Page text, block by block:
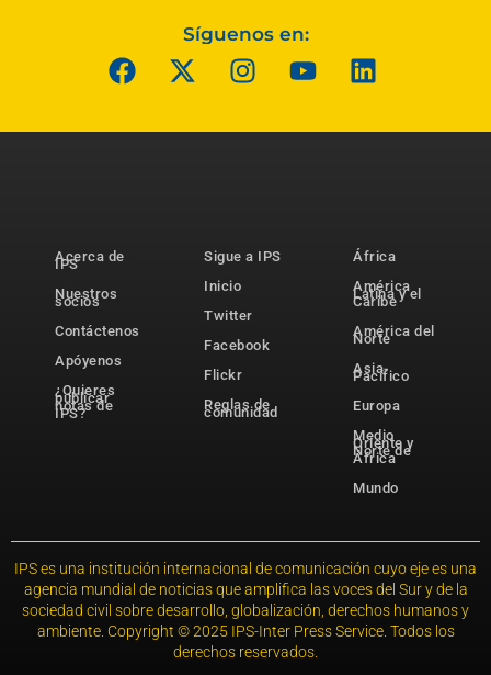
Síguenos en:
Acerca de
IPS
Nuestros
socios
Contáctenos
Apóyenos
¿Quieres
publicar
notas de
IPS?
Sigue a IPS
Inicio
Twitter
Facebook
Flickr
Reglas de
comunidad
África
América
Latina y el
Caribe
América del
Norte
Asia-
Pacífico
Europa
Medio
Oriente y
Norte de
África
Mundo
IPS es una institución internacional de comunicación cuyo eje es una
agencia mundial de noticias que amplifica las voces del Sur y de la
sociedad civil sobre desarrollo, globalización, derechos humanos y
ambiente. Copyright © 2025 IPS-Inter Press Service. Todos los
derechos reservados.